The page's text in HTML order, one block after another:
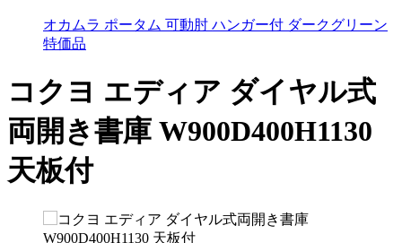
オカムラ ポータム 可動肘 ハンガー付 ダークグリーン
特価品
コクヨ エディア ダイヤル式
両開き書庫 W900D400H1130
天板付